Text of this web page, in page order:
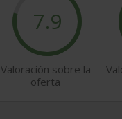
7.9
Valoración sobre la
oferta